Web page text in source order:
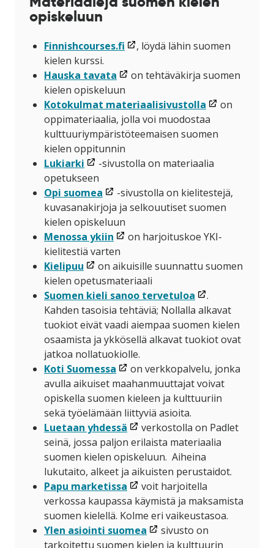
opiskeluun
Finnishcourses.fi (linkki
uuteen
ikkunaan)
, löydä lähin suomen
kielen kurssi.
Hauska tavata (linkki
avataan
uuteen
ikkunaan)
on tehtäväkirja suomen
kielen opiskeluun
Kotokulmat materiaalisivustolla (linkki
avataan
uuteen
on
oppimateriaalia, jolla voi muodostaa
kulttuuriympäristöteemaisen suomen
kielen oppitunnin
Lukiarki (linkki
avataan
uuteen
ikkunaan)
-sivustolla on materiaalia
opetukseen
Opi suomea (linkki
avataan
uuteen
ikkunaan)
-sivustolla on kielitestejä,
kuvasanakirjoja ja selkouutiset suomen
kielen opiskeluun
Menossa ykiin (linkki
avataan
uuteen
ikkunaan)
on harjoituskoe YKI-
kielitestiä varten
Kielipuu (linkki
avataan
uuteen
ikkunaan)
on aikuisille suunnattu suomen
kielen opetusmateriaali
Suomen kieli sanoo tervetuloa (linkki
avataan
uuteen
ikkunaan)
.
Kahden tasoisia tehtäviä; Nollalla alkavat
tuokiot eivät vaadi aiempaa suomen kielen
osaamista ja ykkösellä alkavat tuokiot ovat
jatkoa nollatuokiolle.
Koti Suomessa (linkki
avataan
uuteen
ikkunaan)
on verkkopalvelu, jonka
avulla aikuiset maahanmuuttajat voivat
opiskella suomen kieleen ja kulttuuriin
sekä työelämään liittyviä asioita.
Luetaan yhdessä (linkki
avataan
uuteen
ikkunaan)
verkostolla on Padlet
seinä, jossa paljon erilaista materiaalia
suomen kielen opiskeluun. Aiheina
lukutaito, alkeet ja aikuisten perustaidot.
Papu marketissa (linkki
avataan
uuteen
ikkunaan)
voit harjoitella
verkossa kaupassa käymistä ja maksamista
suomen kielellä. Kolme eri vaikeustasoa.
Ylen asiointi suomea (linkki
avataan
sivusto on
tarkoitettu suomen kielen ja kulttuurin